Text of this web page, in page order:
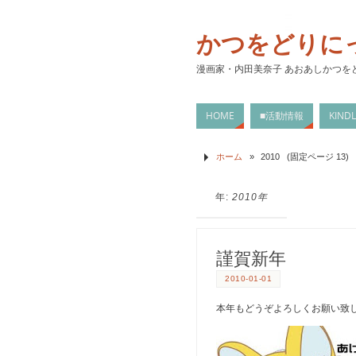
かつをどりに
漫画家・内田美奈子 あおあしかつを
HOME ■活動情報
ホーム » 2010 (固定ページ 13)
年: 2010年
謹賀新年
2010-01-01
本年もどうぞよろしくお願い致